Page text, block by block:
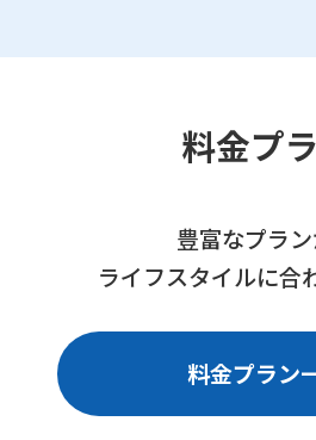
料金プ
豊富なプラ
ライフスタイルに合
料金プラン